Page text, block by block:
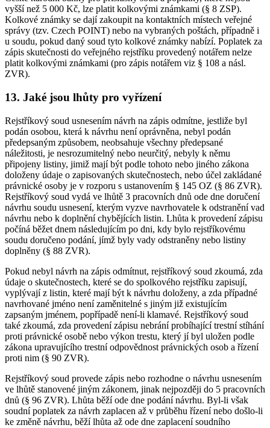
vyšší než 5 000 Kč, lze platit kolkovými známkami (§ 8 ZSP).
Kolkové známky se dají zakoupit na kontaktních místech veřejné
správy (tzv. Czech POINT) nebo na vybraných poštách, případně i
u soudu, pokud daný soud tyto kolkové známky nabízí. Poplatek za
zápis skutečnosti do veřejného rejstříku provedený notářem nelze
platit kolkovými známkami (pro zápis notářem viz § 108 a násl.
ZVR).
13. Jaké jsou lhůty pro vyřízení
Rejstříkový soud usnesením návrh na zápis odmítne, jestliže byl
podán osobou, která k návrhu není oprávněna, nebyl podán
předepsaným způsobem, neobsahuje všechny předepsané
náležitosti, je nesrozumitelný nebo neurčitý, nebyly k němu
připojeny listiny, jimiž mají být podle tohoto nebo jiného zákona
doloženy údaje o zapisovaných skutečnostech, nebo účel zakládané
právnické osoby je v rozporu s ustanovením § 145 OZ (§ 86 ZVR).
Rejstříkový soud vydá ve lhůtě 3 pracovních dnů ode dne doručení
návrhu soudu usnesení, kterým vyzve navrhovatele k odstranění vad
návrhu nebo k doplnění chybějících listin. Lhůta k provedení zápisu
počíná běžet dnem následujícím po dni, kdy bylo rejstříkovému
soudu doručeno podání, jímž byly vady odstraněny nebo listiny
doplněny (§ 88 ZVR).
Pokud nebyl návrh na zápis odmítnut, rejstříkový soud zkoumá, zda
údaje o skutečnostech, které se do spolkového rejstříku zapisují,
vyplývají z listin, které mají být k návrhu doloženy, a zda případné
navrhované jméno není zaměnitelné s jiným již existujícím
zapsaným jménem, popřípadě není-li klamavé. Rejstříkový soud
také zkoumá, zda provedení zápisu nebrání probíhající trestní stíhání
proti právnické osobě nebo výkon trestu, který jí byl uložen podle
zákona upravujícího trestní odpovědnost právnických osob a řízení
proti nim (§ 90 ZVR).
Rejstříkový soud provede zápis nebo rozhodne o návrhu usnesením
ve lhůtě stanovené jiným zákonem, jinak nejpozději do 5 pracovních
dnů (§ 96 ZVR). Lhůta běží ode dne podání návrhu. Byl-li však
soudní poplatek za návrh zaplacen až v průběhu řízení nebo došlo-li
ke změně návrhu, běží lhůta až ode dne zaplacení soudního